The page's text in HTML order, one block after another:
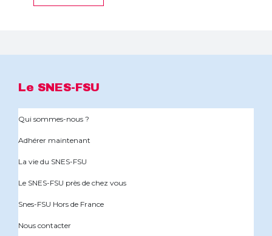
Le SNES-FSU
Qui sommes-nous ?
Adhérer maintenant
La vie du SNES-FSU
Le SNES-FSU près de chez vous
Snes-FSU Hors de France
Nous contacter